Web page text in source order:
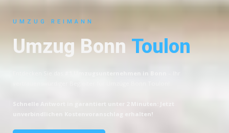
UMZUG REIMANN
Umzug BonnToulon
#1 Umzugsunternehmen in Bonn
Schnelle Antwort in garantiert unter 2 Minuten: Jetzt
unverbindlichen Kostenvoranschlag erhalten!